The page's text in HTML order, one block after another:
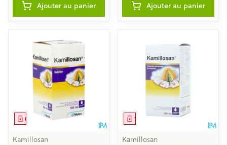
Ajouter au panier Ajouter au panier
Médicament
Kamillosan
Médicament
Kamillosan